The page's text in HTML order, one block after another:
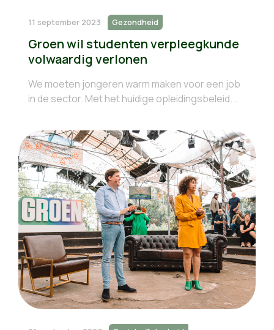
11 september 2023 Gezondheid
Groen wil studenten verpleegkunde
volwaardig verlonen
We moeten jongeren warm maken voor een job
in de sector. Met het huidige opleidingsbeleid...